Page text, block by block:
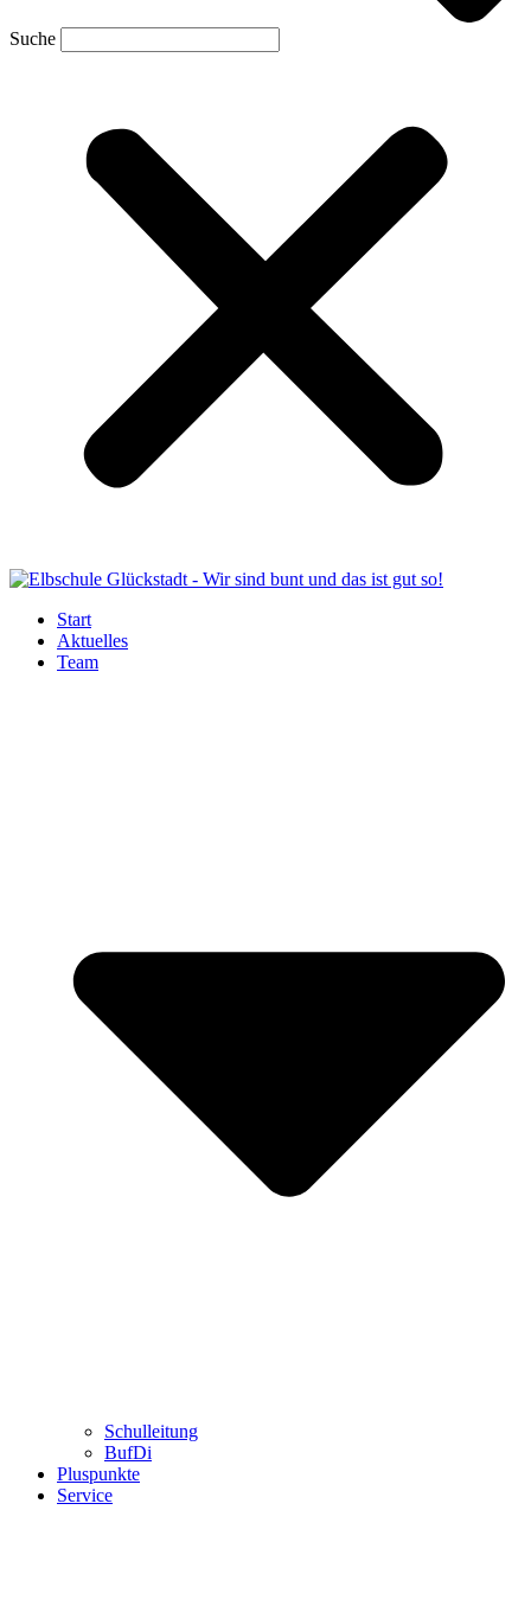
Suche
Start
Aktuelles
Team
Schulleitung
BufDi
Pluspunkte
Service